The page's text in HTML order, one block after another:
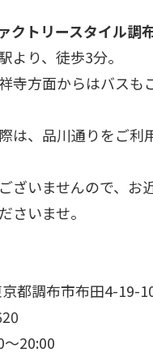
クトリースタイル調
より、徒歩3分。
寺方面からはバスも
は、品川通りをご利
ざいませんので、お
さいませ。
都調布市布田4-19-
20:00